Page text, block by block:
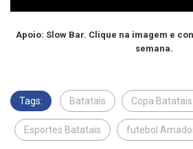
Apoio: Slow Bar. Clique na imagem e
semana.
Tags: Batatais Copa
Esportes Batatais futebol Amador